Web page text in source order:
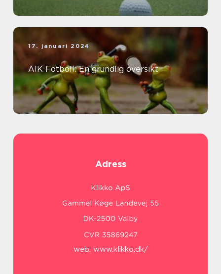
17. januari 2024
AIK Fotboll: En grundlig översikt
Adress
web: www.klikko.dk/